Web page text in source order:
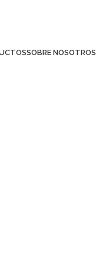
SOBRE NOSOTROS